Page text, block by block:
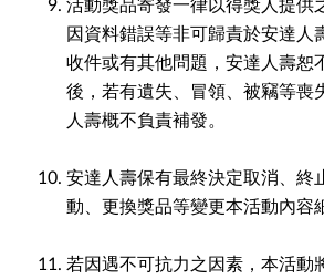
活動獎品寄發一律以得獎人提供
因資料錯誤等非可歸責於安達人
收件或有其他問題，安達人壽恕
後，若有遺失、冒領、被竊等喪
人壽概不負責補發。
安達人壽保有最終決定取消、終
動、更換獎品等變更本活動內容
若因遇不可抗力之因素，本活動